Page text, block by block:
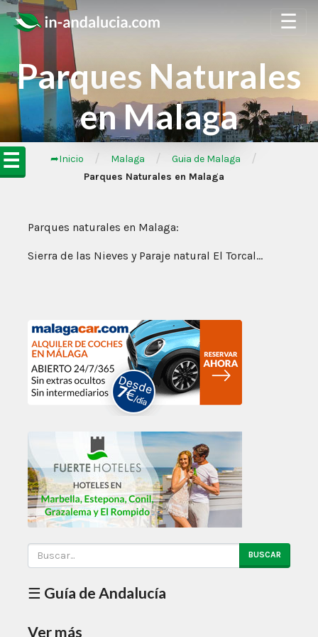
☰
☰
Parques Naturales
en Malaga
➦Inicio / Malaga / Guia de Malaga /
Parques Naturales en Malaga
Parques naturales en Malaga:
Sierra de las Nieves y Paraje natural El Torcal…
BUSCAR
☰ Guía de Andalucía
Ver más